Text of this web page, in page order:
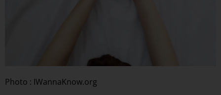
Photo : IWannaKnow.org